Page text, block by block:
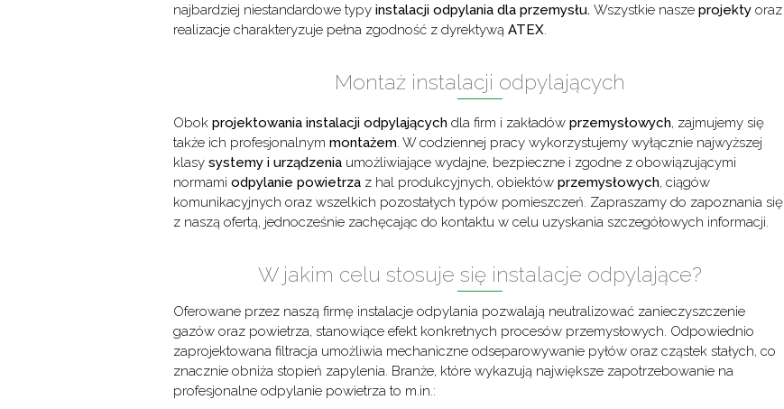
najbardziej niestandardowe typy instalacji odpylania dla przemysłu. Wszystkie nasze projekty oraz
realizacje charakteryzuje pełna zgodność z dyrektywą ATEX.
Montaż instalacji odpylających
Obok projektowania instalacji odpylających dla firm i zakładów przemysłowych, zajmujemy się
także ich profesjonalnym montażem. W codziennej pracy wykorzystujemy wyłącznie najwyższej
klasy systemy i urządzenia umożliwiające wydajne, bezpieczne i zgodne z obowiązującymi
normami odpylanie powietrza z hal produkcyjnych, obiektów przemysłowych, ciągów
komunikacyjnych oraz wszelkich pozostałych typów pomieszczeń. Zapraszamy do zapoznania się
z naszą ofertą, jednocześnie zachęcając do kontaktu w celu uzyskania szczegółowych informacji.
W jakim celu stosuje się instalacje odpylające?
Oferowane przez naszą firmę instalacje odpylania pozwalają neutralizować zanieczyszczenie
gazów oraz powietrza, stanowiące efekt konkretnych procesów przemysłowych. Odpowiednio
zaprojektowana filtracja umożliwia mechaniczne odseparowywanie pyłów oraz cząstek stałych, co
znacznie obniża stopień zapylenia. Branże, które wykazują największe zapotrzebowanie na
profesjonalne odpylanie powietrza to m.in.: